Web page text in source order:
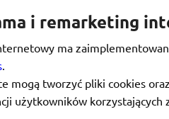
i remarketing
ma
.
mogą tworzyć pliki cookies
użytkowników korzystających